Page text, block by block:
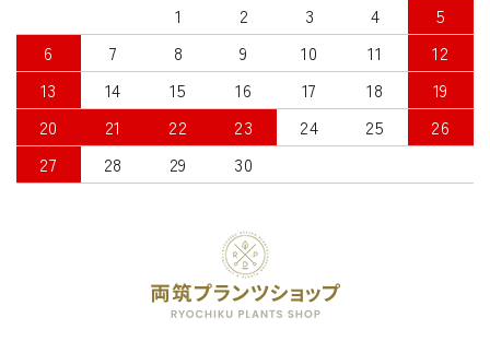
1
2 3 4
5
6
7 8 9 10 11
12
13
14 15 16 17 18
19
20
21 22 23 24 25
26
27
28 29 30